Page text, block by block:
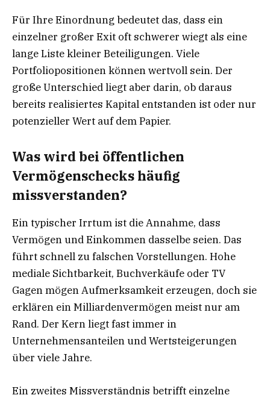
Für Ihre Einordnung bedeutet das, dass ein
einzelner großer Exit oft schwerer wiegt als eine
lange Liste kleiner Beteiligungen. Viele
Portfoliopositionen können wertvoll sein. Der
große Unterschied liegt aber darin, ob daraus
bereits realisiertes Kapital entstanden ist oder nur
potenzieller Wert auf dem Papier.
Was wird bei öffentlichen
Vermögenschecks häufig
missverstanden?
Ein typischer Irrtum ist die Annahme, dass
Vermögen und Einkommen dasselbe seien. Das
führt schnell zu falschen Vorstellungen. Hohe
mediale Sichtbarkeit, Buchverkäufe oder TV
Gagen mögen Aufmerksamkeit erzeugen, doch sie
erklären ein Milliardenvermögen meist nur am
Rand. Der Kern liegt fast immer in
Unternehmensanteilen und Wertsteigerungen
über viele Jahre.
Ein zweites Missverständnis betrifft einzelne